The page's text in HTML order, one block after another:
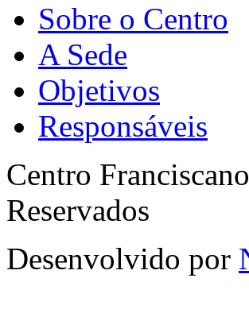
Sobre o Centro
A Sede
Objetivos
Responsáveis
Centro
Reservados
Desenvolvido por